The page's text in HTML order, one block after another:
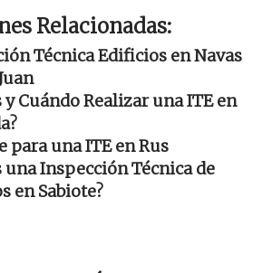
Relacionadas:
Técnica Edificios en Navas
y Cuándo Realizar una ITE en
para una ITE en Rus
una Inspección Técnica de
en Sabiote?